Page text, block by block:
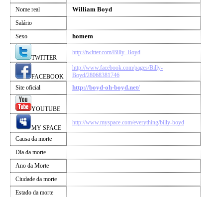
Nome real William Boyd
Salário
Sexo
homem
TWITTER
http://twitter.com/Billy_Boyd
FACEBOOK
http://www.facebook.com/pages/Billy-
Boyd/28068381746
Site oficial
http://boyd-oh-boyd.net/
YOUTUBE
MY SPACE
http://www.myspace.com/everything/billy-boyd
Causa da morte
Dia da morte
Ano da Morte
Ciudade da morte
Estado da morte